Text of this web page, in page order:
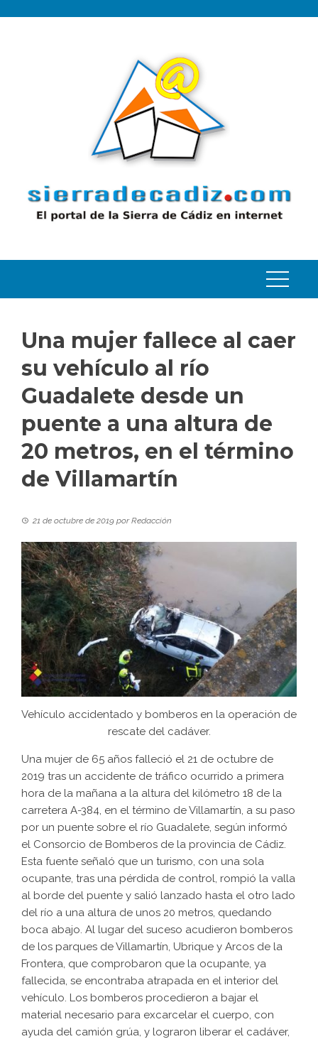
Una mujer fallece al caer
su vehículo al río
Guadalete desde un
puente a una altura de
20 metros, en el término
de Villamartín
21 de octubre de 2019 porRedacción
Vehículo accidentado y bomberos en la operación de
rescate del cadáver.
Una mujer de 65 años falleció el 21 de octubre de
2019 tras un accidente de tráfico ocurrido a primera
hora de la mañana a la altura del kilómetro 18 de la
carretera A-384, en el término de Villamartín, a su paso
por un puente sobre el río Guadalete, según informó
el Consorcio de Bomberos de la provincia de Cádiz.
Esta fuente señaló que un turismo, con una sola
ocupante, tras una pérdida de control, rompió la valla
al borde del puente y salió lanzado hasta el otro lado
del río a una altura de unos 20 metros, quedando
boca abajo. Al lugar del suceso acudieron bomberos
de los parques de Villamartín, Ubrique y Arcos de la
Frontera, que comprobaron que la ocupante, ya
fallecida, se encontraba atrapada en el interior del
vehículo. Los bomberos procedieron a bajar el
material necesario para excarcelar el cuerpo, con
ayuda del camión grúa, y lograron liberar el cadáver,